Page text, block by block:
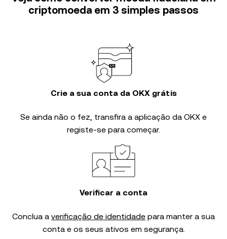
criptomoeda em 3 simples passos
Crie a sua conta da OKX grátis
Se ainda não o fez, transfira a aplicação da OKX e
registe-se para começar.
Verificar a conta
Conclua a verificação de identidade para manter a sua
conta e os seus ativos em segurança.